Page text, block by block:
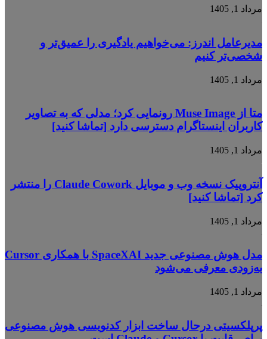
مرداد 1, 1405
مدیرعامل اندرز: می‌خواهیم یادگیری را عمیق‌تر و
شخصی‌تر کنیم
مرداد 1, 1405
متا از Muse Image رونمایی کرد؛ مدلی که به تصاویر
کاربران اینستاگرام دسترسی دارد [تماشا کنید]
مرداد 1, 1405
آنتروپیک نسخه وب و موبایل Claude Cowork را منتشر
کرد [تماشا کنید]
مرداد 1, 1405
مدل هوش مصنوعی جدید SpaceXAI با همکاری Cursor
به‌زودی معرفی می‌شود
مرداد 1, 1405
پرپلکسیتی درحال ساخت ابزار کدنویسی هوش مصنوعی